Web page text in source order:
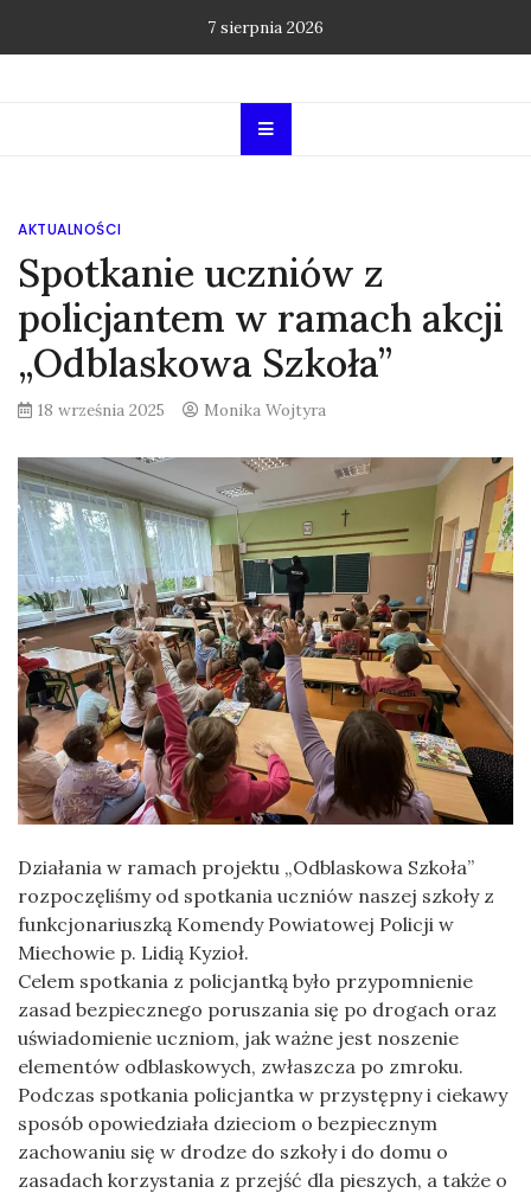
7 sierpnia 2026
AKTUALNOŚCI
Spotkanie uczniów z
policjantem w ramach akcji
„Odblaskowa Szkoła”
18 września 2025 Monika Wojtyra
Działania w ramach projektu „Odblaskowa Szkoła”
rozpoczęliśmy od spotkania uczniów naszej szkoły z
funkcjonariuszką Komendy Powiatowej Policji w
Miechowie p. Lidią Kyzioł.
Celem spotkania z policjantką było przypomnienie
zasad bezpiecznego poruszania się po drogach oraz
uświadomienie uczniom, jak ważne jest noszenie
elementów odblaskowych, zwłaszcza po zmroku.
Podczas spotkania policjantka w przystępny i ciekawy
sposób opowiedziała dzieciom o bezpiecznym
zachowaniu się w drodze do szkoły i do domu o
zasadach korzystania z przejść dla pieszych, a także o